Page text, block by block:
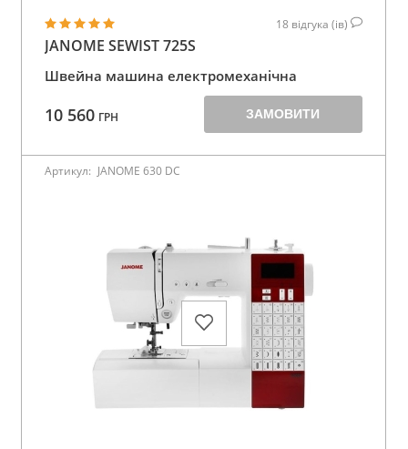
18 відгука (ів)
JANOME SEWIST 725S
Швейна машина електромеханічна
10 560 ГРН ЗАМОВИТИ
Артикул: JANOME 630 DC